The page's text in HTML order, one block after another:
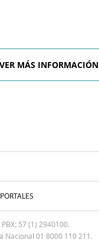
VER MÁS INFORMACIÓN
57 (1) 2940100.
Nacional 01 8000 110 211.